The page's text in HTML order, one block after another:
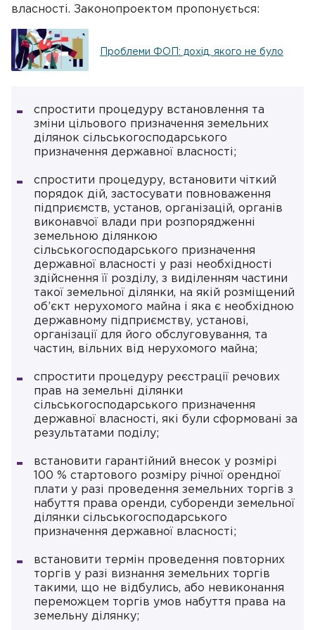
власності. Законопроектом пропонується:
Проблеми ФОП: дохід, якого не було
спростити процедуру встановлення та
зміни цільового призначення земельних
ділянок сільськогосподарського
призначення державної власності;
спростити процедуру, встановити чіткий
порядок дій, застосувати повноваження
підприємств, установ, організацій, органів
виконавчої влади при розпорядженні
земельною ділянкою
сільськогосподарського призначення
державної власності у разі необхідності
здійснення її розділу, з виділенням частини
такої земельної ділянки, на якій розміщений
об’єкт нерухомого майна і яка є необхідною
державному підприємству, установі,
організації для його обслуговування, та
частин, вільних від нерухомого майна;
спростити процедуру реєстрації речових
прав на земельні ділянки
сільськогосподарського призначення
державної власності, які були сформовані за
результатами поділу;
встановити гарантійний внесок у розмірі
100 % стартового розміру річної орендної
плати у разі проведення земельних торгів з
набуття права оренди, суборенди земельної
ділянки сільськогосподарського
призначення державної власності;
встановити термін проведення повторних
торгів у разі визнання земельних торгів
такими, що не відбулись, або невиконання
переможцем торгів умов набуття права на
земельну ділянку;